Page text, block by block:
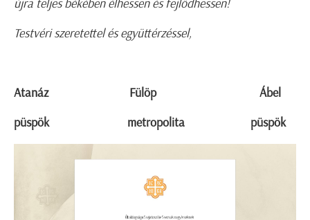
újra teljes békében élhessen és fejlődhessen!
Testvéri szeretettel és együttérzéssel,
Atanáz Fülöp Ábel
püspök metropolita püspök